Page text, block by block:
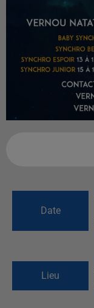
Date
Lieu